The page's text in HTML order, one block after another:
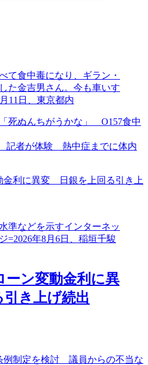
死ぬんちがうかな」 O157食中
記者が体験 熱中症までに体内
金利に異変 日銀を上回る引き上
ーン変動金利に異
き上げ続出
例制定を検討 議員からの不当な